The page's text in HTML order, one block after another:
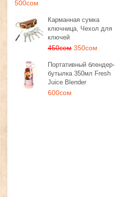
500сом
Карманная сумка
ключница, Чехол для
ключей
450сом 350сом
Портативный блендер-
бутылка 350мл Fresh
Juice Blender
600сом